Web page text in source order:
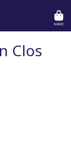
MAND
Clos